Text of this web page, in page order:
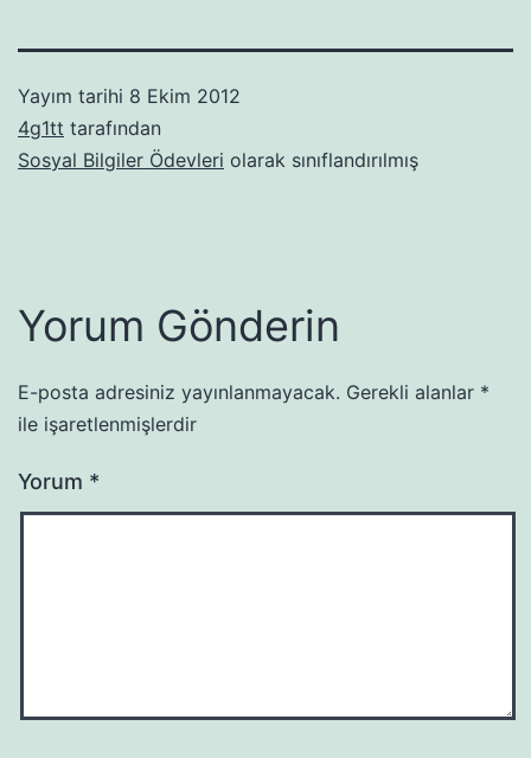
Yayım tarihi 8 Ekim 2012
4g1tt tarafından
Sosyal Bilgiler Ödevleri olarak sınıflandırılmış
Yorum Gönderin
E-posta adresiniz yayınlanmayacak. Gerekli alanlar *
ile işaretlenmişlerdir
Yorum *